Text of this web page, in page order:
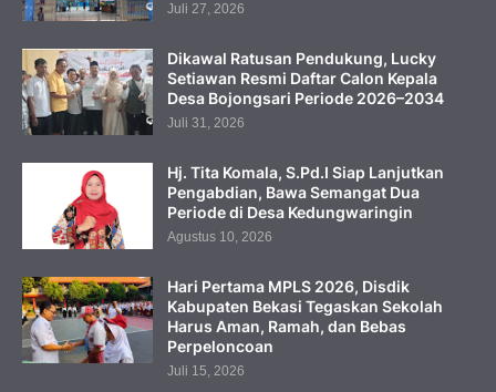
Juli 27, 2026
Dikawal Ratusan Pendukung, Lucky
Setiawan Resmi Daftar Calon Kepala
Desa Bojongsari Periode 2026–2034
Juli 31, 2026
Hj. Tita Komala, S.Pd.I Siap Lanjutkan
Pengabdian, Bawa Semangat Dua
Periode di Desa Kedungwaringin
Agustus 10, 2026
Hari Pertama MPLS 2026, Disdik
Kabupaten Bekasi Tegaskan Sekolah
Harus Aman, Ramah, dan Bebas
Perpeloncoan
Juli 15, 2026